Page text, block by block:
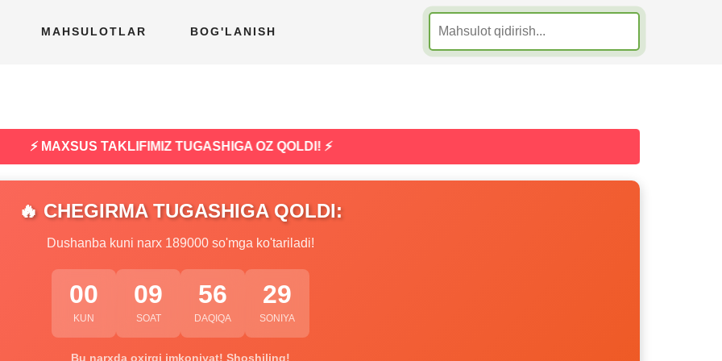
MAHSULOTLAR BOG'LANISH
⚡ MAXSUS TAKLIFIMIZ TUGASHIGA OZ QOLDI! ⚡
🔥 CHEGIRMA TUGASHIGA QOLDI:
Dushanba kuni narx 189000 so'mga ko'tariladi!
00
KUN
09
SOAT
56
DAQIQA
28
SONIYA
Bu narxda oxirgi imkoniyat! Shoshiling!